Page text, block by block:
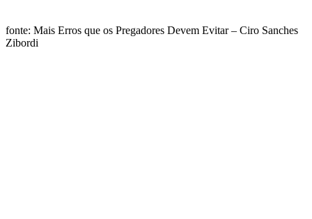
fonte: Mais Erros que os Pregadores Devem Evitar – Ciro Sanches
Zibordi